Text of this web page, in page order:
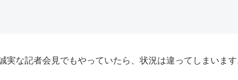
実な記者会見でもやっていたら、状況は違ってしまいます